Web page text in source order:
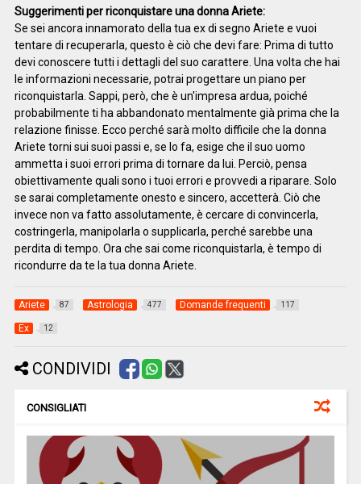
Suggerimenti per riconquistare una donna Ariete:
Se sei ancora innamorato della tua ex di segno Ariete e vuoi
tentare di recuperarla, questo è ciò che devi fare: Prima di tutto
devi conoscere tutti i dettagli del suo carattere. Una volta che hai
le informazioni necessarie, potrai progettare un piano per
riconquistarla. Sappi, però, che è un'impresa ardua, poiché
probabilmente ti ha abbandonato mentalmente già prima che la
relazione finisse. Ecco perché sarà molto difficile che la donna
Ariete torni sui suoi passi e, se lo fa, esige che il suo uomo
ammetta i suoi errori prima di tornare da lui. Perciò, pensa
obiettivamente quali sono i tuoi errori e provvedi a riparare. Solo
se sarai completamente onesto e sincero, accetterà. Ciò che
invece non va fatto assolutamente, è cercare di convincerla,
costringerla, manipolarla o supplicarla, perché sarebbe una
perdita di tempo. Ora che sai come riconquistarla, è tempo di
ricondurre da te la tua donna Ariete.
Ariete 87 Astrologia 477 Domande frequenti 117
Ex 12
CONDIVIDI
CONSIGLIATI